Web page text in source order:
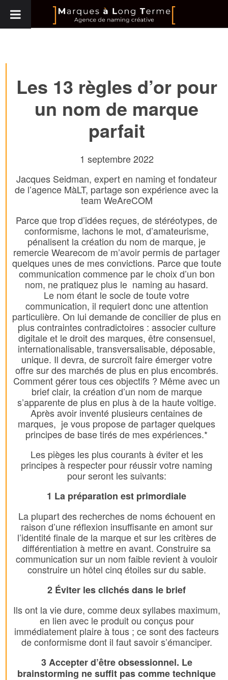
Les 13 règles d’or pour
un nom de marque
parfait
1 septembre 2022
Jacques Seidman, expert en naming et fondateur
de l’agence MàLT, partage son expérience avec la
team WeAreCOM
Parce que trop d’idées reçues, de stéréotypes, de
conformisme, lachons le mot, d’amateurisme,
pénalisent la création du nom de marque, je
remercie Wearecom de m’avoir permis de partager
quelques unes de mes convictions. Parce que toute
communication commence par le choix d’un bon
nom, ne pratiquez plus le naming au hasard.
Le nom étant le socle de toute votre
communication, il requiert donc une attention
particulière. On lui demande de concilier de plus en
plus contraintes contradictoires : associer culture
digitale et le droit des marques, être consensuel,
internationalisable, transversalisable, déposable,
unique. Il devra, de surcroît faire émerger votre
offre sur des marchés de plus en plus encombrés.
Comment gérer tous ces objectifs ? Même avec un
brief clair, la création d’un nom de marque
s’apparente de plus en plus à de la haute voltige.
Après avoir inventé plusieurs centaines de
marques, je vous propose de partager quelques
principes de base tirés de mes expériences.*
Les pièges les plus courants à éviter et les
principes à respecter pour réussir votre naming
pour seront les suivants:
1 La préparation est primordiale
La plupart des recherches de noms échouent en
raison d’une réflexion insuffisante en amont sur
l’identité finale de la marque et sur les critères de
différentiation à mettre en avant. Construire sa
communication sur un nom faible revient à vouloir
construire un hôtel cinq étoiles sur du sable.
2 Éviter les clichés dans le brief
Ils ont la vie dure, comme deux syllabes maximum,
en lien avec le produit ou conçus pour
immédiatement plaire à tous ; ce sont des facteurs
de conformisme dont il faut savoir s’émanciper.
3 Accepter d’être obsessionnel. Le
brainstorming ne suffit pas comme technique